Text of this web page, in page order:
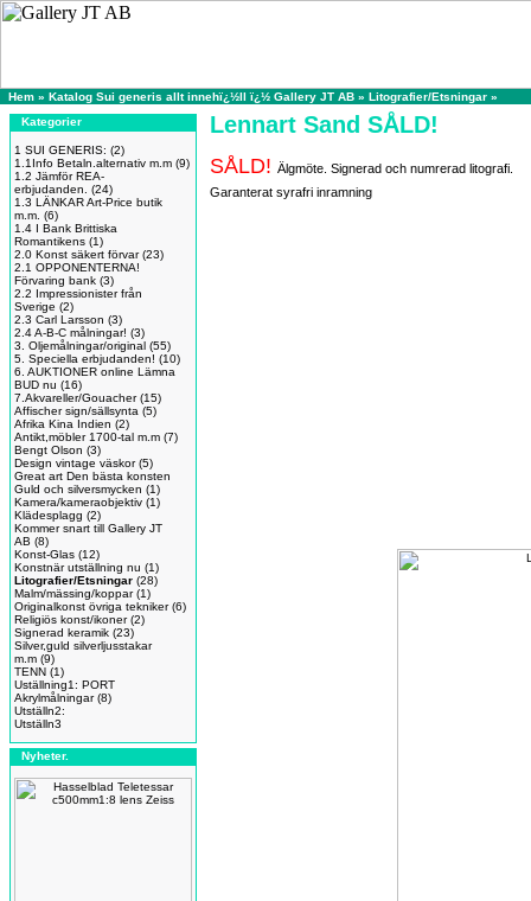
Hem » Katalog Sui generis allt innehï¿½ll ï¿½ Gallery JT AB » Litografier/Etsningar »
Kategorier
1 SUI GENERIS: (2)
1.1Info Betaln.alternativ m.m (9)
1.2 Jämför REA-
erbjudanden.
(24)
1.3 LÄNKAR Art-Price butik
m.m. (6)
1.4 I Bank Brittiska
Romantikens (1)
2.0 Konst säkert förvar(23)
2.1 OPPONENTERNA!
Förvaring bank (3)
2.2 Impressionister från
Sverige (2)
2.3 Carl Larsson (3)
2.4 A-B-C målningar! (3)
3. Oljemålningar/original (55)
5. Speciella erbjudanden! (10)
6. AUKTIONER online Lämna
BUD nu (16)
7.Akvareller/Gouacher(15)
Affischer sign/sällsynta (5)
Afrika Kina Indien (2)
Antikt,möbler 1700-tal m.m (7)
Bengt Olson (3)
Design vintage väskor(5)
Great art Den bästa konsten
Guld och silversmycken (1)
Kamera/kameraobjektiv (1)
Klädesplagg (2)
Kommer snart till Gallery JT
AB (8)
Konst-Glas (12)
Konstnär utställning nu (1)
Litografier/Etsningar (28)
Malm/mässing/koppar(1)
Originalkonst övriga tekniker(6)
Religiös konst/ikoner(2)
Signerad keramik (23)
Silver,guld silverljusstakar
m.m (9)
TENN (1)
Uställning1: PORT
Akrylmålningar(8)
Utställn2:
Utställn3
Nyheter.
Lennart Sand SÅLD!
SÅLD! Älgmöte. Signerad och numrerad litografi.
Garanterat syrafri inramning